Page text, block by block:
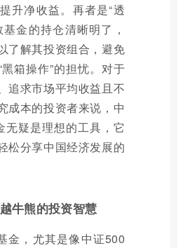
升净收益。再者是“透
金的持仓清晰明了，
了解其投资组合，避免
箱操作”的担忧。对于
追求市场平均收益且不
成本的投资者来说，中
无疑是理想的工具，它
松分享中国经济发展的
牛熊的投资智慧
金，尤其是像中证500